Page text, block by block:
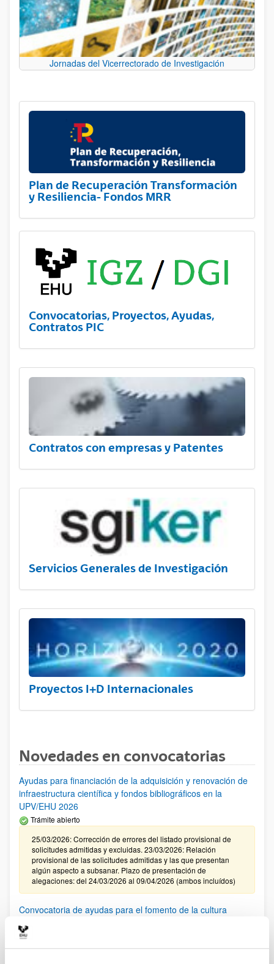
Jornadas del Vicerrectorado de Investigación
Plan de Recuperación Transformación
y Resiliencia- Fondos MRR
Convocatorias, Proyectos, Ayudas,
Contratos PIC
Contratos con empresas y Patentes
Servicios Generales de Investigación
Proyectos I+D Internacionales
Novedades en convocatorias
Ayudas para financiación de la adquisición y renovación de
infraestructura científica y fondos bibliográficos en la
UPV/EHU 2026
Trámite abierto
25/03/2026: Corrección de errores del listado provisional de
solicitudes admitidas y excluidas. 23/03/2026: Relación
provisional de las solicitudes admitidas y las que presentan
algún aspecto a subsanar. Plazo de presentación de
alegaciones: del 24/03/2026 al 09/04/2026 (ambos incluídos)
Convocatoria de ayudas para el fomento de la cultura